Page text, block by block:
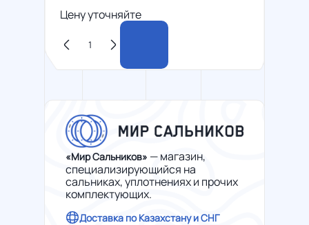
Цену уточняйте
«Мир Сальников» — магазин,
специализирующийся на
сальниках, уплотнениях и прочих
комплектующих.
Доставка по Казахстану и СНГ